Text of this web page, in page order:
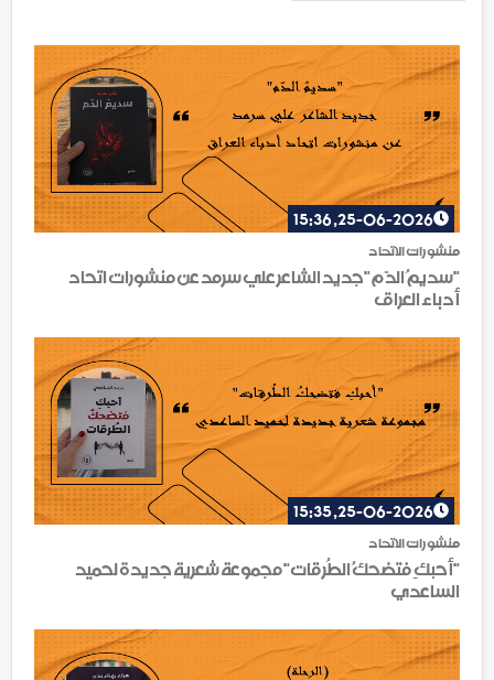
منشورات الاتحاد
25-06-2026, 15:36
"سديمُ الدّم"جديد الشاعر علي سرمد عن منشورات اتحاد
أدباء العراق
منشورات الاتحاد
25-06-2026, 15:35
"أحبكِ فتضحكُ الطُرقات" مجموعة شعرية جديدة لحميد
الساعدي